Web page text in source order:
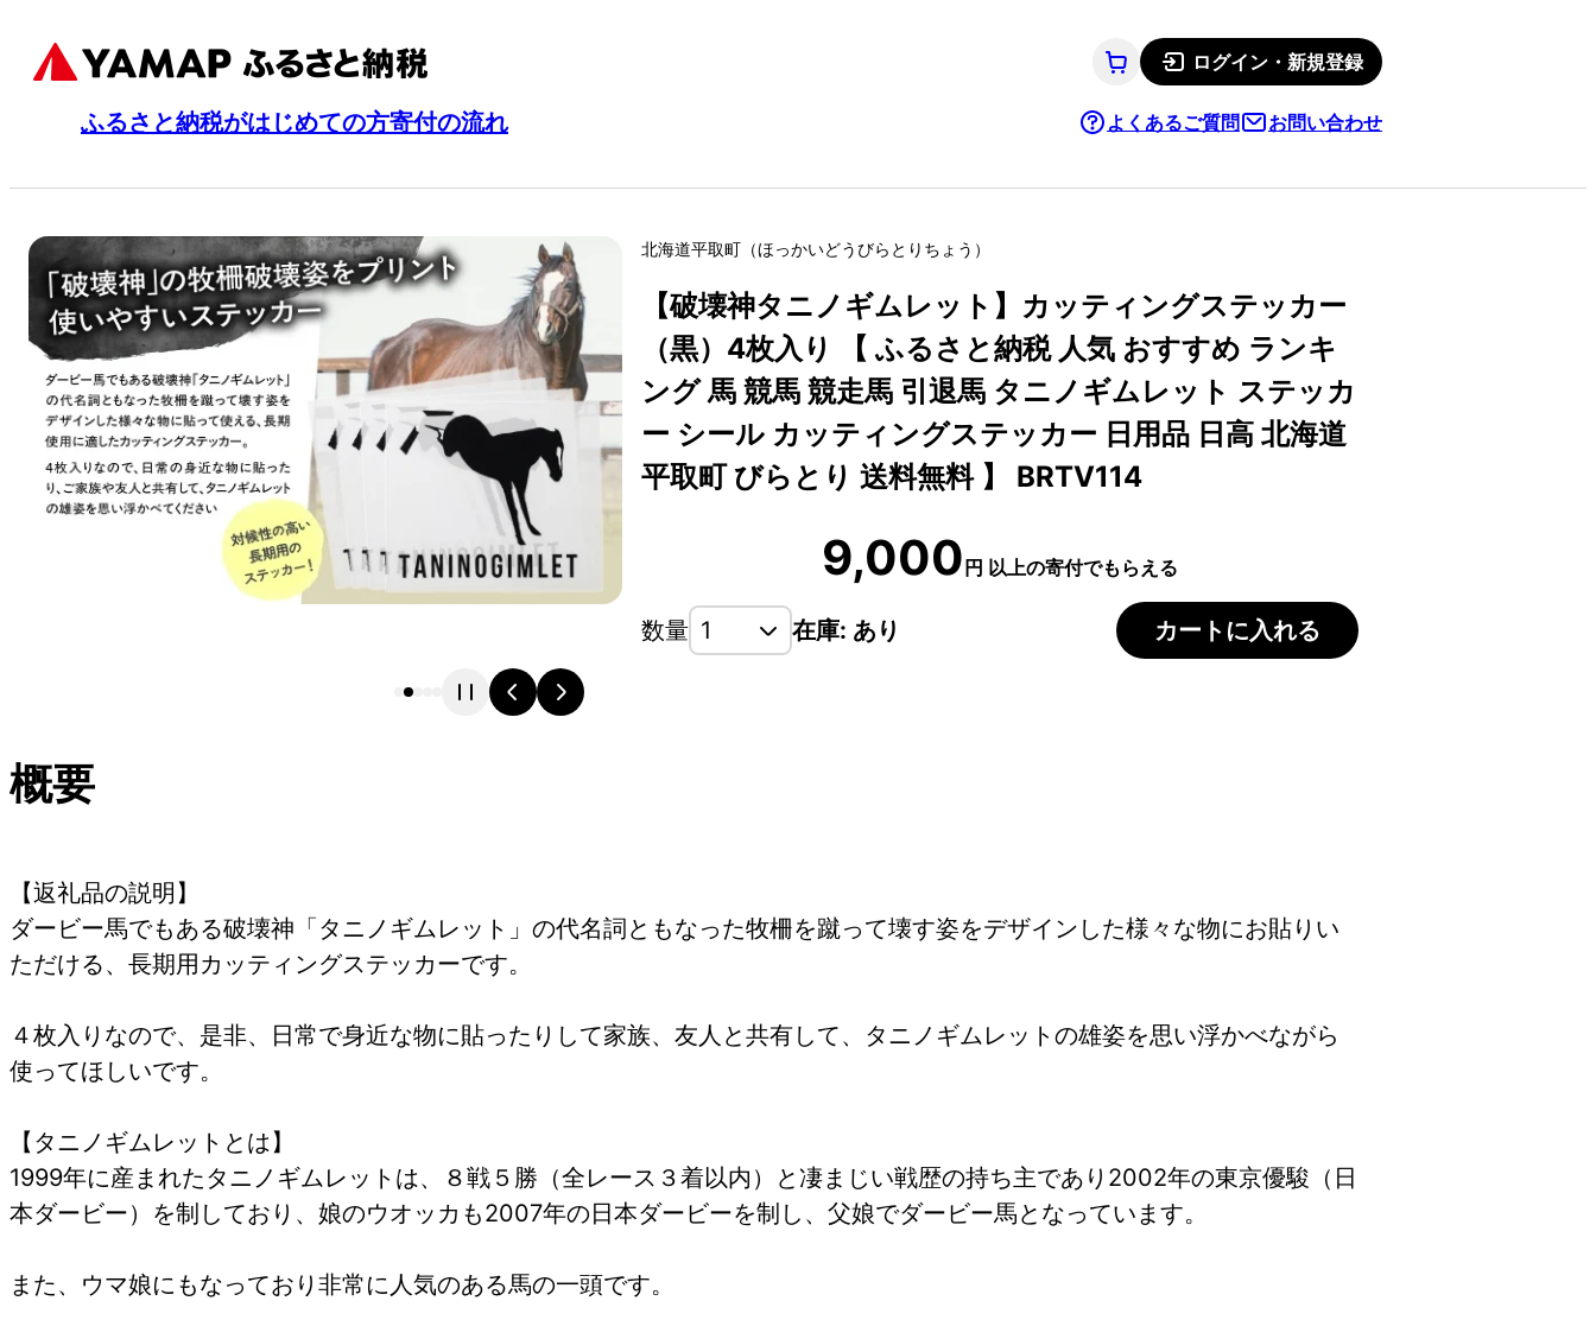
ログイン・新規登録
ふるさと納税がはじめての方寄付の流れ よくあるご質問 お問い合わせ
北海道平取町 （ほっかいどうびらとりちょう ）
【破壊神タニノギムレット】カッティングステッカー
（黒）4枚入り 【 ふるさと納税 人気 おすすめ ランキ
ング 馬 競馬 競走馬 引退馬 タニノギムレット ステッカ
ー シール カッティングステッカー 日用品 日高 北海道
平取町 びらとり 送料無料 】 BRTV114
9,000円 以上の寄付でもらえる
数量 在庫: あり カートに入れる
概要
【返礼品の説明】
ダービー馬でもある破壊神「タニノギムレット」の代名詞ともなった牧柵を蹴って壊す姿をデザインした様々な物にお貼りい
ただける、長期用カッティングステッカーです。
４枚入りなので、是非、日常で身近な物に貼ったりして家族、友人と共有して、タニノギムレットの雄姿を思い浮かべながら
使ってほしいです。
【タニノギムレットとは】
1999年に産まれたタニノギムレットは、８戦５勝（全レース３着以内）と凄まじい戦歴の持ち主であり2002年の東京優駿（日
本ダービー）を制しており、娘のウオッカも2007年の日本ダービーを制し、父娘でダービー馬となっています。
また、ウマ娘にもなっており非常に人気のある馬の一頭です。